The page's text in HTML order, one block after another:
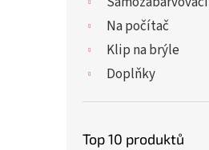
Na počítač
Klip na brýle
Doplňky
Top 10 produktů